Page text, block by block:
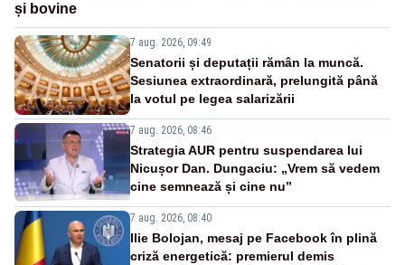
și bovine
7 aug. 2026, 09:49
Senatorii și deputații rămân la muncă.
Sesiunea extraordinară, prelungită până
la votul pe legea salarizării
7 aug. 2026, 08:46
Strategia AUR pentru suspendarea lui
Nicușor Dan. Dungaciu: „Vrem să vedem
cine semnează și cine nu”
7 aug. 2026, 08:40
Ilie Bolojan, mesaj pe Facebook în plină
criză energetică: premierul demis